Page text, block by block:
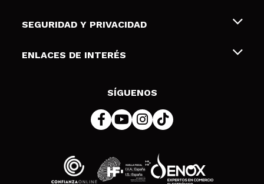
Tarjetas de Regalo
Envíos y devoluciones
Formas de pago
SEGURIDAD Y PRIVACIDAD
Terminos y condiciones de uso
Política de cookies
ENLACES DE INTERÉS
SÍGUENOS